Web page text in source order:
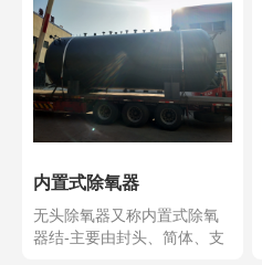
内置式除氧器
无头除氧器又称内置式除氧
器结-主要由封头、简体、支